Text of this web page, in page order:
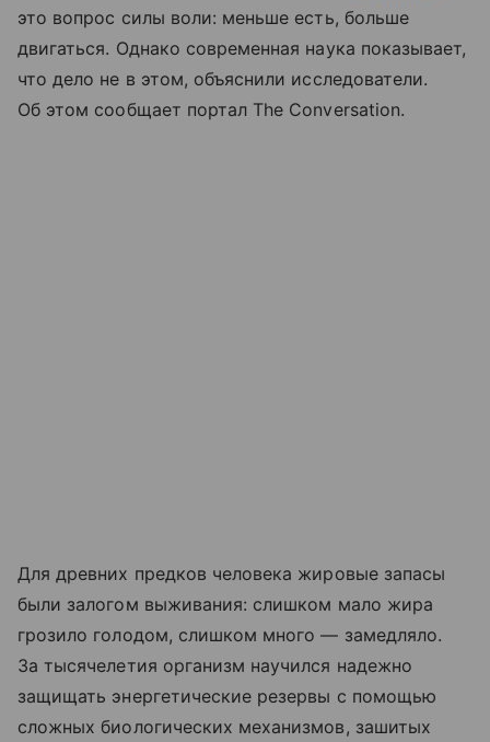
это вопрос силы воли: меньше есть, больше
двигаться. Однако современная наука показывает,
что дело не в этом, объяснили исследователи.
Об этом сообщает портал The Conversation.
Для древних предков человека жировые запасы
были залогом выживания: слишком мало жира
грозило голодом, слишком много — замедляло.
За тысячелетия организм научился надежно
защищать энергетические резервы с помощью
сложных биологических механизмов, зашитых